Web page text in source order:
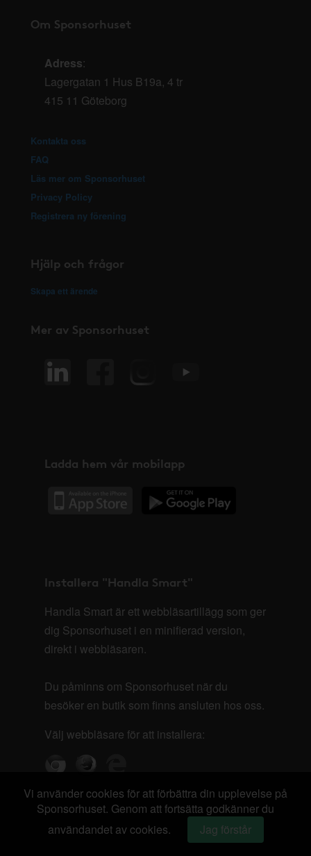
Om Sponsorhuset
Adress:
Lagergatan 1 Hus B19a, 4 tr
415 11 Göteborg
Kontakta oss
FAQ
Läs mer om Sponsorhuset
Privacy Policy
Registrera ny förening
Hjälp och frågor
Skapa ett ärende
Mer av Sponsorhuset
Ladda hem vår mobilapp
Installera "Handla Smart"
Handla Smart är ett webbläsartillägg som ger
dig Sponsorhuset i en minifierad version,
direkt i webbläsaren.
Du påminns om Sponsorhuset när du
besöker en butik som finns ansluten hos oss.
Välj webbläsare för att installera:
Vi använder cookies för att förbättra din upplevelse på
Sponsorhuset. Genom att fortsätta godkänner du
användandet av cookies.
Jag förstår